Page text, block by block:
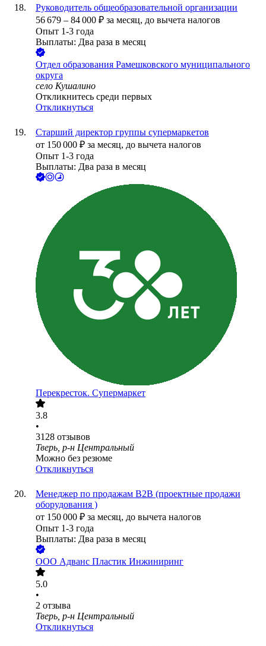
Руководитель общеобразовательной организации
56 679 – 84 000 ₽ за месяц, до вычета налогов
Опыт 1-3 года
Выплаты: Два раза в месяц
Отдел образования Рамешковского муниципального
округа
село Кушалино
Откликнитесь среди первых
Откликнуться
Старший директор группы супермаркетов
от 150 000 ₽ за месяц, до вычета налогов
Опыт 1-3 года
Выплаты: Два раза в месяц
Перекресток. Супермаркет
3.8
•
3128 отзывов
Тверь, р-н Центральный
Можно без резюме
Откликнуться
Менеджер по продажам B2B (проектные продажи
оборудования )
от 150 000 ₽ за месяц, до вычета налогов
Опыт 1-3 года
Выплаты: Два раза в месяц
ООО Адванс Пластик Инжиниринг
5.0
•
2 отзыва
Тверь, р-н Центральный
Откликнуться